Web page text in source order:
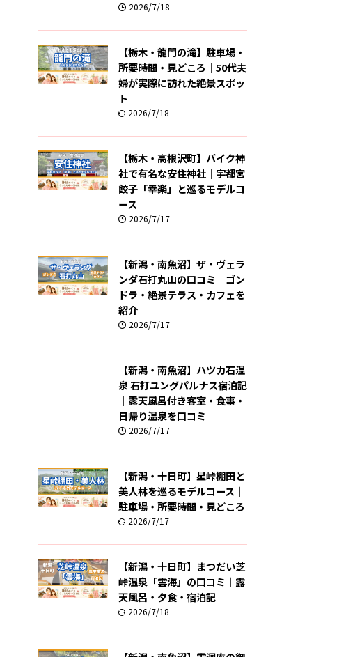
2026/7/18
【栃木・龍門の滝】駐車場・
所要時間・見どころ｜50代夫
婦が実際に訪れた絶景スポッ
ト
2026/7/18
【栃木・高根沢町】バイク神
社で有名な安住神社｜宇都宮
餃子「幸楽」と巡るモデルコ
ース
2026/7/17
【新潟・南魚沼】ザ・ヴェラ
ンダ石打丸山の口コミ｜ゴン
ドラ・絶景テラス・カフェを
紹介
2026/7/17
【新潟・南魚沼】ハツカ石温
泉 石打ユングパルナス宿泊記
｜露天風呂付き客室・食事・
日帰り温泉を口コミ
2026/7/17
【新潟・十日町】星峠棚田と
美人林を巡るモデルコース｜
駐車場・所要時間・見どころ
2026/7/17
【新潟・十日町】まつだい芝
峠温泉「雲海」の口コミ｜露
天風呂・夕食・宿泊記
2026/7/18